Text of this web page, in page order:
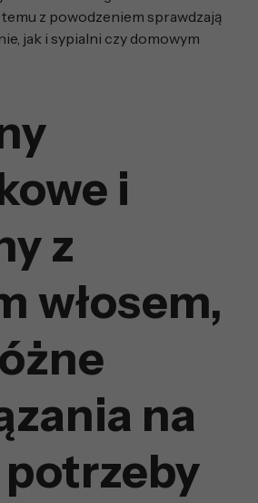
z powodzeniem sprawdzają
jak i sypialni czy domowym
i
z
włosem,
na